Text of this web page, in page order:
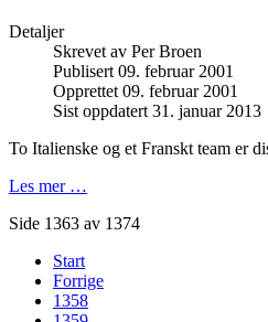
Detaljer
Skrevet av Per Broen
Publisert 09. februar 2001
Opprettet 09. februar 2001
Sist oppdatert 31. januar 2013
To Italienske og et Franskt team er
Les mer …
Side 1363 av 1374
Start
Forrige
1358